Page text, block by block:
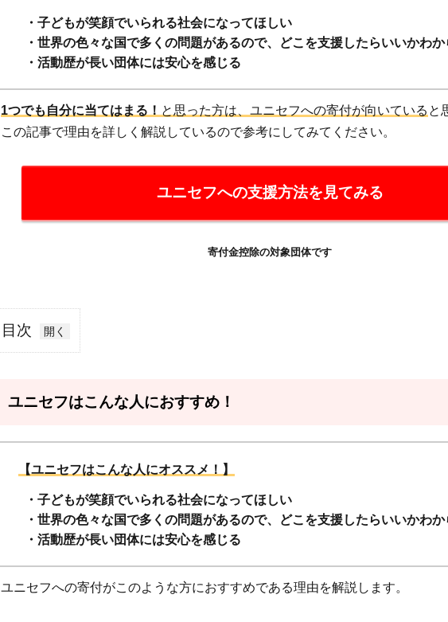
・子どもが笑顔でいられる社会になってほしい
・世界の色々な国で多くの問題があるので、どこを支援したらいいかわ
・活動歴が長い団体には安心を感じる
1つでも自分に当てはまる！ と思った方は、ユニセフへの寄付が向いている と
この記事で理由を詳しく解説しているので参考にしてみてください。
ユニセフへの支援方法を見てみる
寄付金控除の対象団体です
目次
1
セフ
んな
人に
おす
め！
ユニセフはこんな人におすすめ！
【ユニセフはこんな人にオススメ！】
・子どもが笑顔でいられる社会になってほしい
・世界の色々な国で多くの問題があるので、どこを支援したらいいかわ
・活動歴が長い団体には安心を感じる
ユニセフへの寄付がこのような方におすすめである理由を解説します。